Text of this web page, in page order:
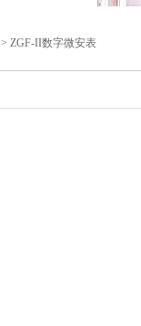
> ZGF-II数字微安表